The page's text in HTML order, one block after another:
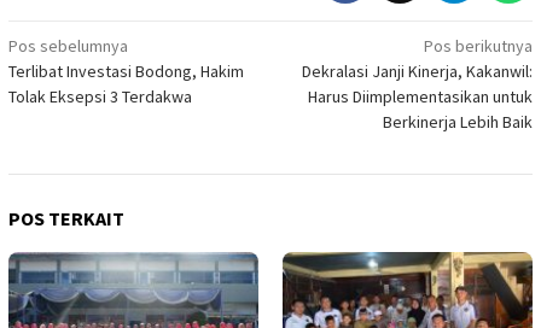
Navigasi
pos
Pos sebelumnya
Terlibat Investasi Bodong, Hakim
Tolak Eksepsi 3 Terdakwa
Pos berikutnya
Dekralasi Janji Kinerja, Kakanwil:
Harus Diimplementasikan untuk
Berkinerja Lebih Baik
POS TERKAIT